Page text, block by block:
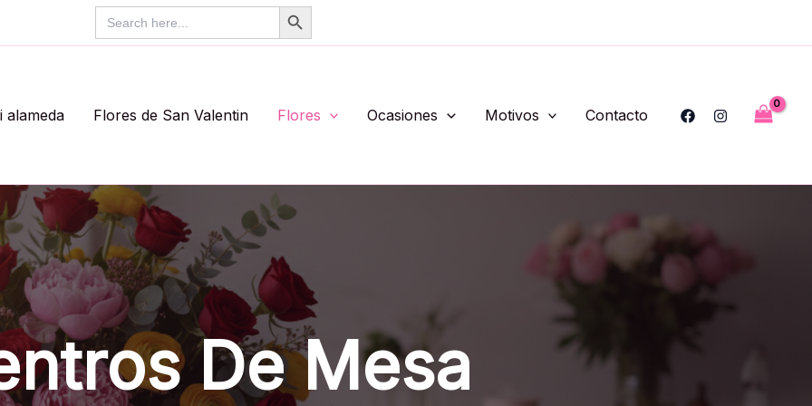
Search
for:
Search Button
alameda Flores de San Valentin Flores Ocasiones Motivos Contacto
De Mesa